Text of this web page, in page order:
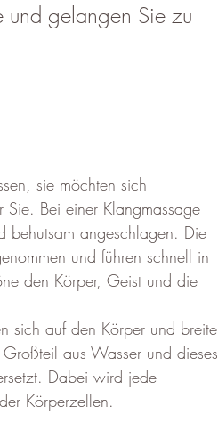
und gelangen Sie zu
sie möchten sich
Bei einer Klangmassage
behutsam angeschlagen. Die
und führen schnell in
den Körper, Geist und die
aus Wasser und dieses
Dabei wird jede
Körperzellen.